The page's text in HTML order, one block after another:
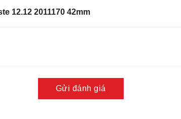
12.12 2011170 42mm
Gửi đánh giá